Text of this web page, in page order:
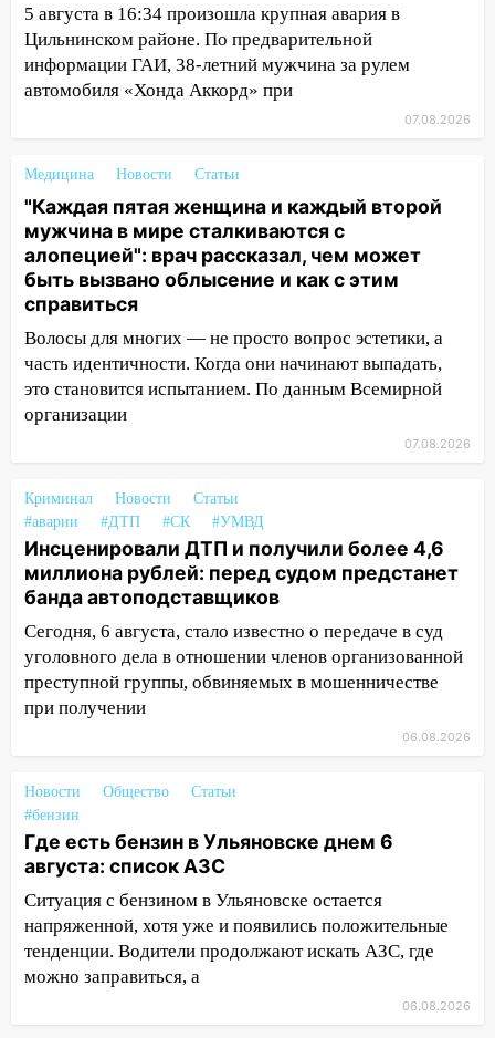
18:02 В Ульяновск едут звезды
баскетбола!
17:08
Ульяновский областной суд
оставил в силе приговор руководству
«УльяновскФармации» за махинации на
16:09
Ветераны легкой атлетики из
Ульяновска успешно выступили на
Чемпионате России
16:02 В Ульяновской области убрали
более 28% площадей зерновых и
зернобобовых культур
15:51 Бросила кирпич в жену брата: в
Ульяновской области завели дело на
агрессивную женщину
курьера: крупная авария в Ульяновске
15:15
Проводил до квартиры и ограбил:
новый кавалер женщины оказался
рецидивистом
14:26
по улице Ефремова
14:23 67% ульяновцев готовы
передумать увольняться, если им
более 4,6 миллиона рублей: перед
судом предстанет банда
автоподставщиков
13:36 В Инзе произошел крупный пожар
13:00 В суде защитили репутацию
мужчины, которого необоснованно
обвиняли в жестоком обращении с
5 августа в 16:34 произошла крупная авария в
Цильнинском районе. По предварительной
информации ГАИ, 38-летний мужчина за рулем
автомобиля «Хонда Аккорд» при
07.08.2026
Медицина Новости Статьи
"Каждая пятая женщина и каждый второй
мужчина в мире сталкиваются с
алопецией": врач рассказал, чем может
быть вызвано облысение и как с этим
справиться
Волосы для многих — не просто вопрос эстетики, а
часть идентичности. Когда они начинают выпадать,
это становится испытанием. По данным Всемирной
организации
07.08.2026
Криминал Новости
Статьи
#аварии
#ДТП #СК #УМВД
Инсценировали ДТП и получили более 4,6
миллиона рублей: перед судом предстанет
банда автоподставщиков
Сегодня, 6 августа, стало известно о передаче в суд
уголовного дела в отношении членов организованной
преступной группы, обвиняемых в мошенничестве
при получении
06.08.2026
Новости Общество
Статьи
#бензин
Где есть бензин в Ульяновске днем 6
августа: список АЗС
Ситуация с бензином в Ульяновске остается
напряженной, хотя уже и появились положительные
тенденции. Водители продолжают искать АЗС, где
можно заправиться, а
06.08.2026